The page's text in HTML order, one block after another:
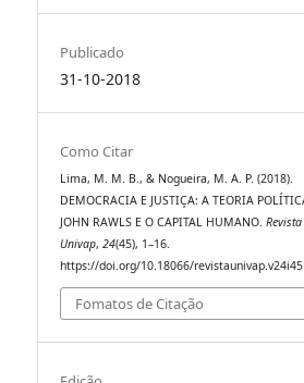
Publicado
31-10-2018
Como Citar
Lima, M. M. B., & Nogueira, M. A. P. (2018).
DEMOCRACIA E JUSTIÇA: A TEORIA
JOHN RAWLS E O CAPITAL HUMANO.Revista
Univap,24(45), 1–16.
https://doi.org/10.18066/
Fomatos de Citação